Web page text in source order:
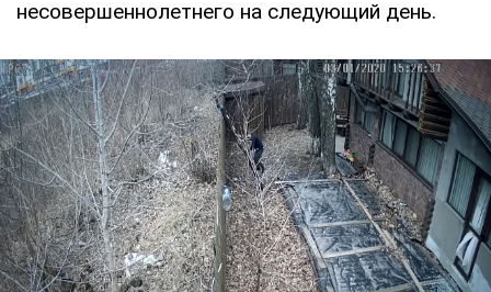
несовершеннолетнего на следующий день.